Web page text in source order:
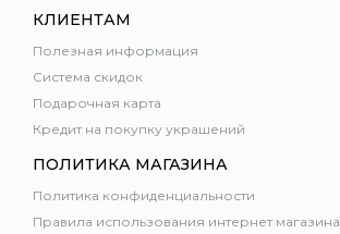
КЛИЕНТАМ
Полезная информация
Система скидок
Подарочная карта
Кредит на покупку украшений
ПОЛИТИКА МАГАЗИНА
Политика конфиденциальности
Правила использования интернет магазина